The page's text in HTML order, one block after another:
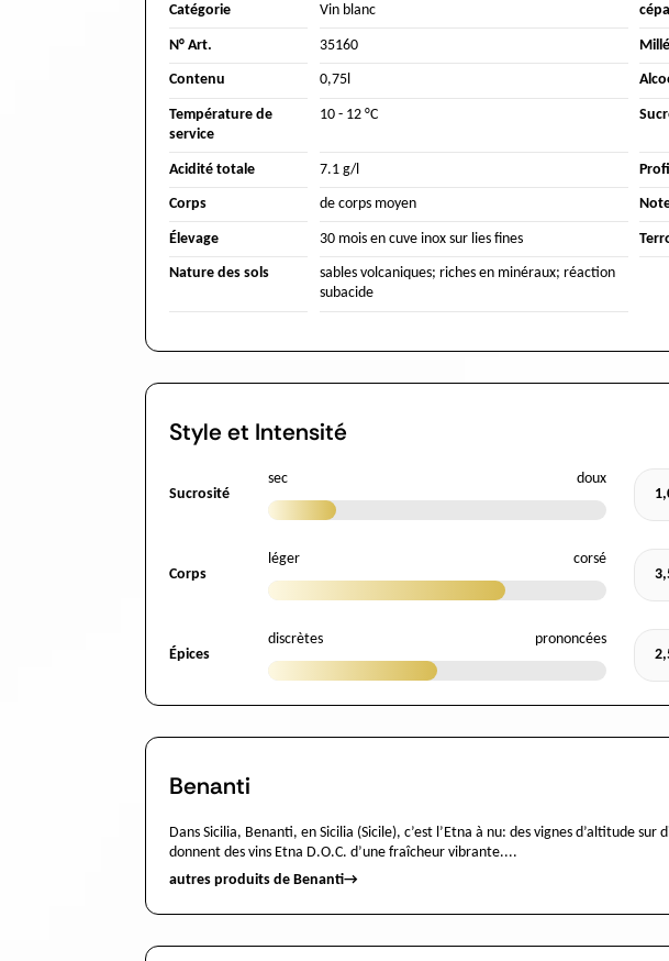
Catégorie Vin blanc
N° Art. 35160
Contenu 0,75l
Température de
service
10 - 12 °C
Acidité totale 7.1 g/l
Corps de corps moyen
Élevage 30 mois en cuve inox sur lies fines
Nature des sols
sables volcaniques; riches en minéraux; réaction
subacide
Style et Intensité
Sucrosité
sec
doux
Corps
léger
corsé
Épices
discrètes
prononcées
Benanti
Dans Sicilia, Benanti, en Sicilia (Sicile), c’est l’Etna à nu: des vignes d’altitude
donnent des vins Etna D.O.C. d’une fraîcheur vibrante....
autres produits de Benanti→